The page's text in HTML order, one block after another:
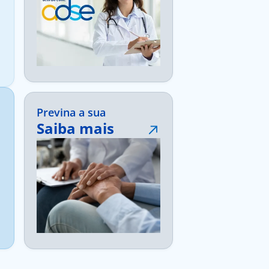
Saiba mais
Previna a sua
saúde sem
alterar a sua
vida